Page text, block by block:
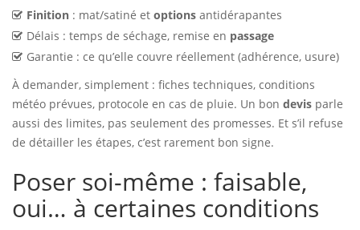
Finition : mat/satiné et options antidérapantes
Délais : temps de séchage, remise en passage
Garantie : ce qu’elle couvre réellement (adhérence, usure)
À demander, simplement : fiches techniques, conditions
météo prévues, protocole en cas de pluie. Un bon devis parle
aussi des limites, pas seulement des promesses. Et s’il refuse
de détailler les étapes, c’est rarement bon signe.
Poser soi-même : faisable,
oui… à certaines conditions